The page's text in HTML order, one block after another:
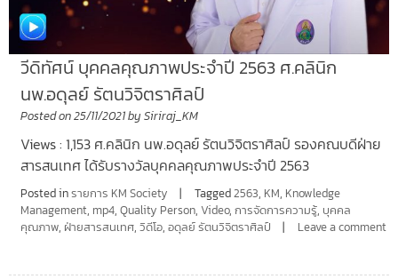
วีดิทัศน์ บุคคลคุณภาพประจำปี 2563 ศ.คลินิก
นพ.อดุลย์ รัตนวิจิตราศิลป์
Posted on25/11/2021by Siriraj_KM
Views : 1,153 ศ.คลินิก นพ.อดุลย์ รัตนวิจิตราศิลป์ รองคณบดีฝ่าย
สารสนเทศ ได้รับรางวัลบุคคลคุณภาพประจำปี 2563
Posted inรายการ KM Society Tagged2563, KM, Knowledge
Management, mp4, Quality Person, Video, การจัดการความรู้, บุคคล
คุณภาพ, ฝ่ายสารสนเทศ, วิดีโอ, อดุลย์ รัตนวิจิตราศิลป์ Leave a comment